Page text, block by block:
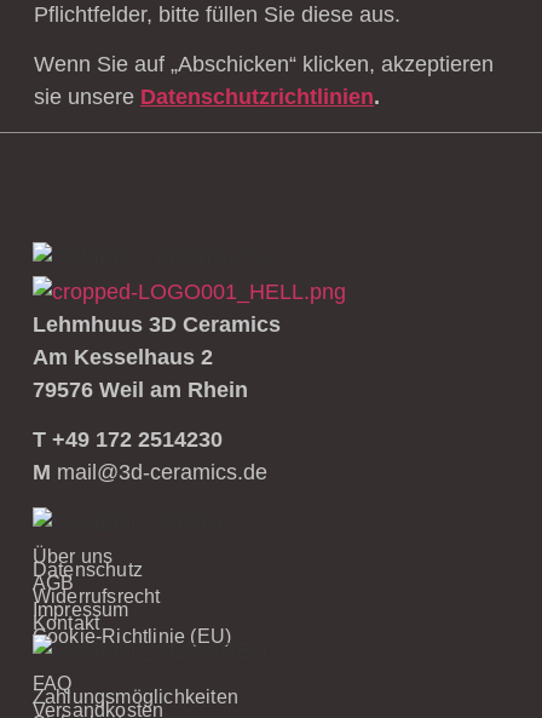
Pflichtfelder, bitte füllen Sie diese aus.
Wenn Sie auf „Abschicken“ klicken, akzeptieren
sie unsere Datenschutzrichtlinien.
Lehmhuus 3D Ceramics
Am Kesselhaus 2
79576 Weil am Rhein
T +49 172 2514230
M mail@3d-ceramics.de
Über uns
Datenschutz
AGB
Widerrufsrecht
Impressum
Kontakt
Cookie-Richtlinie (EU)
FAQ
Zahlungsmöglichkeiten
Versandkosten